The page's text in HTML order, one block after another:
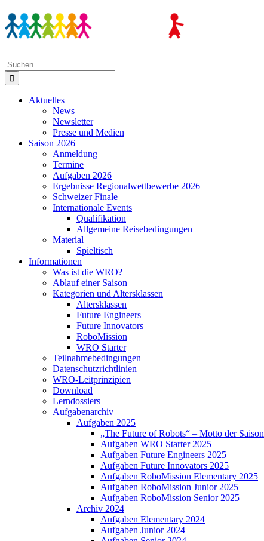
Inhalt
springen
Suche
nach:
Aktuelles
News
Newsletter
Presse und Medien
Saison 2026
Anmeldung
Termine
Aufgaben 2026
Ergebnisse Regionalwettbewerbe 2026
Schweizer Finale
Internationale Events
Qualifikation
Allgemeine Reisebedingungen
Material
Spieltisch
Informationen
Was ist die WRO?
Ablauf einer Saison
Kategorien und Altersklassen
Altersklassen
Future Engineers
Future Innovators
RoboMission
WRO Starter
Teilnahmebedingungen
Datenschutzrichtlinien
WRO-Leitprinzipien
Download
Lerndossiers
Aufgabenarchiv
Aufgaben 2025
„The Future of Robots“ – Motto der Saison
Aufgaben WRO Starter 2025
Aufgaben Future Engineers 2025
Aufgaben Future Innovators 2025
Aufgaben RoboMission Elementary 2025
Aufgaben RoboMission Junior 2025
Aufgaben RoboMission Senior 2025
Archiv 2024
Aufgaben Elementary 2024
Aufgaben Junior 2024